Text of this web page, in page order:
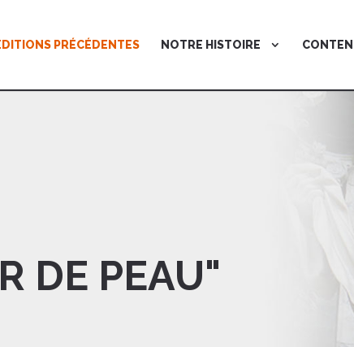
PRÉCÉDENTES NOTRE HISTOIRE
DE PEAU"